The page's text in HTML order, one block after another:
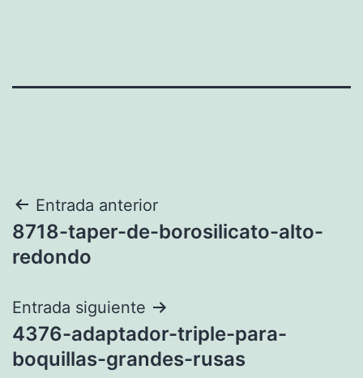
Navegación
de
Entrada anterior
8718-taper-de-borosilicato-alto-
redondo
Entrada siguiente
4376-adaptador-triple-para-
boquillas-grandes-rusas